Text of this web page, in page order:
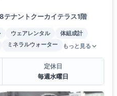
ナントクーカイテラス1階
ウェアレンタル
体組成計
ミネラルウォーター もっと見る
定休日
毎週水曜日